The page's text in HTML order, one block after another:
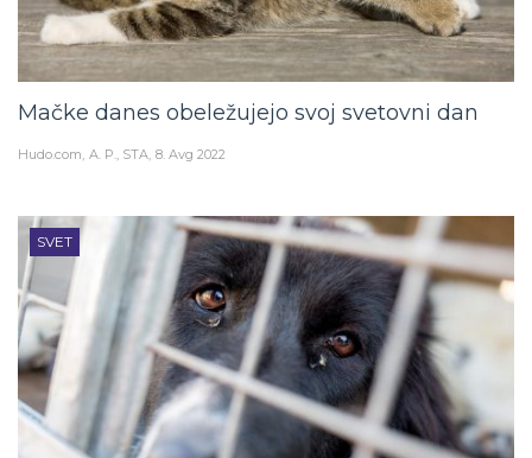
Mačke danes obeležujejo svoj svetovni dan
Hudo.com A. P., STA 8. Avg 2022
SVET